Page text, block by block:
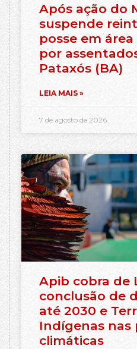
Após ação do
suspende
posse em
por
Pataxós (BA)
LEIA MAIS »
7 de agosto de 2026
Apib cobra de
conclusão de
até 2030 e
Indígenas nas
climáticas